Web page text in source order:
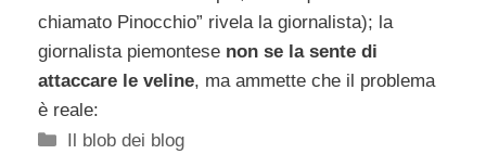
chiamato Pinocchio” rivela la giornalista); la
giornalista piemontese non se la sente di
attaccare le veline, ma ammette che il problema
è reale:
Categorie
Il blob dei blog